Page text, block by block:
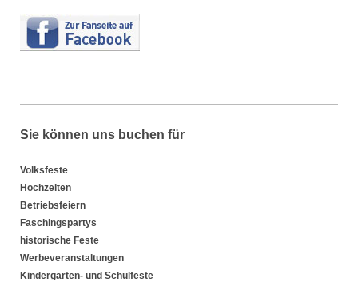
Sie können uns buchen für
Volksfeste
Hochzeiten
Betriebsfeiern
Faschingspartys
historische Feste
Werbeveranstaltungen
Kindergarten- und Schulfeste